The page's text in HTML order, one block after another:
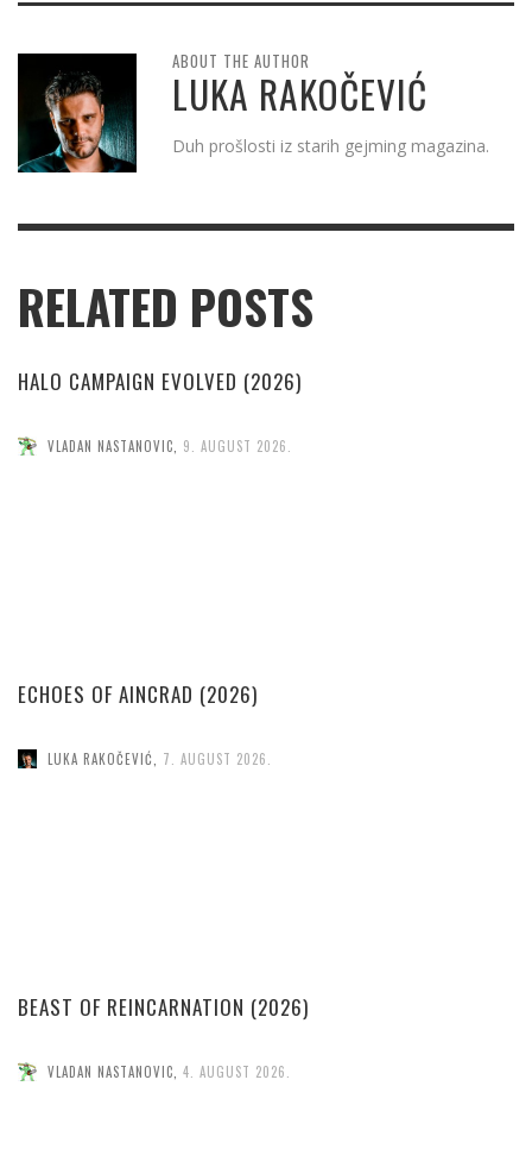
ABOUT THE AUTHOR
LUKA RAKOČEVIĆ
Duh prošlosti iz starih gejming magazina.
RELATED POSTS
HALO CAMPAIGN EVOLVED (2026)
VLADAN NASTANOVIC 9. AUGUST 2026.
ECHOES OF AINCRAD (2026)
LUKA RAKOČEVIĆ 7. AUGUST 2026.
BEAST OF REINCARNATION (2026)
VLADAN NASTANOVIC 4. AUGUST 2026.